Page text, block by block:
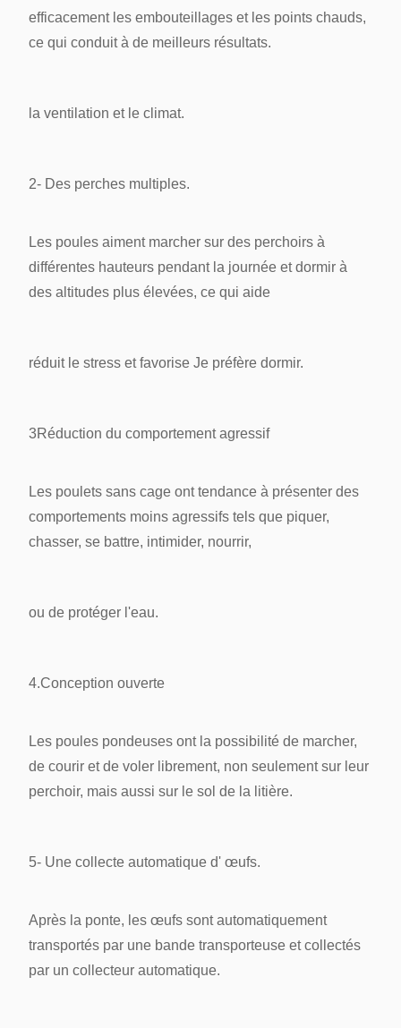
efficacement les embouteillages et les points chauds,
ce qui conduit à de meilleurs résultats.
la ventilation et le climat.
2- Des perches multiples.
Les poules aiment marcher sur des perchoirs à
différentes hauteurs pendant la journée et dormir à
des altitudes plus élevées, ce qui aide
réduit le stress et favorise Je préfère dormir.
3Réduction du comportement agressif
Les poulets sans cage ont tendance à présenter des
comportements moins agressifs tels que piquer,
chasser, se battre, intimider, nourrir,
ou de protéger l'eau.
4.Conception ouverte
Les poules pondeuses ont la possibilité de marcher,
de courir et de voler librement, non seulement sur leur
perchoir, mais aussi sur le sol de la litière.
5- Une collecte automatique d' œufs.
Après la ponte, les œufs sont automatiquement
transportés par une bande transporteuse et collectés
par un collecteur automatique.